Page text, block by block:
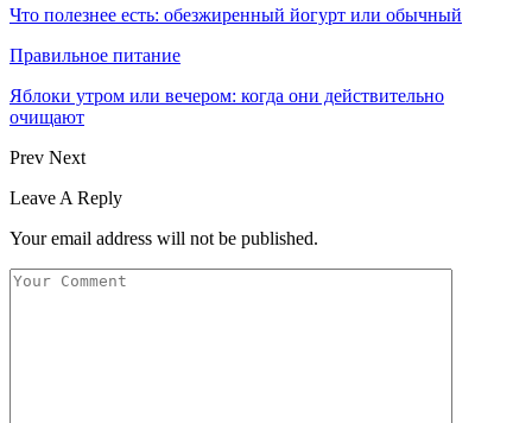
Что полезнее есть: обезжиренный йогурт или обычный
Правильное питание
Яблоки утром или вечером: когда они действительно
очищают
Prev Next
Leave A Reply
Your email address will not be published.